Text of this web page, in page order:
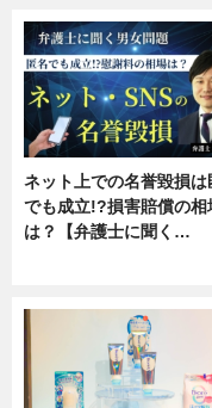
ネット上での名誉毀損は
でも成立!?損害賠償の相
は？【弁護士に聞く…